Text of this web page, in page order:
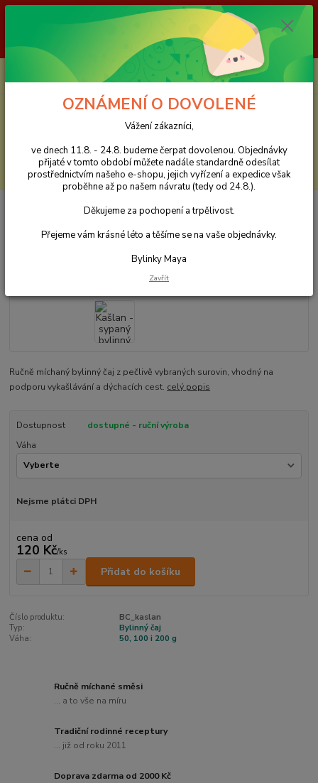
Vážení zákazníci, ve dnech 11.8. - 24.8. budeme čerpat dovolenou.
Objednávky přijaté v tomto období můžete nadále standardně odesílat
prostřednictvím našeho e-shopu, jejich vyřízení a expedice však proběhne
až po našem návratu (tedy od 24.8.). Děkujeme za pochopení a trpělivost.
CZK
Hledat
0
za0 Kč
Sypané bylinné čaje Dýchací potíže
Kašlan - sypaný bylinný
Kašlan - sypaný bylinný čaj
Ručně míchaný bylinný čaj z pečlivě vybraných surovin, vhodný na
podporu vykašlávání a dýchacích cest. celý popis
Dostupnost
dostupné - ruční výroba
Váha
Nejsme plátci DPH
cena od
120 Kč/ks
Přidat do košíku
Číslo produktu:
BC_kaslan
Typ:
Bylinný čaj
Váha:
50, 100 i 200 g
Ručně míchané směsi
... a to vše na míru
Tradiční rodinné receptury
... již od roku 2011
Doprava zdarma od 2000 Kč
OZNÁMENÍ O DOVOLENÉ
Vážení zákazníci,
ve dnech 11.8. - 24.8. budeme čerpat dovolenou. Objednávky
přijaté v tomto období můžete nadále standardně odesílat
prostřednictvím našeho e-shopu, jejich vyřízení a expedice však
proběhne až po našem návratu (tedy od 24.8.).
Děkujeme za pochopení a trpělivost.
Přejeme vám krásné léto a těšíme se na vaše objednávky.
Bylinky Maya
Zavřít